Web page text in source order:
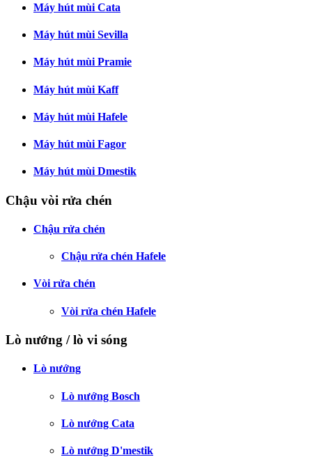
Máy hút mùi Cata
Máy hút mùi Sevilla
Máy hút mùi Pramie
Máy hút mùi Kaff
Máy hút mùi Hafele
Máy hút mùi Fagor
Máy hút mùi Dmestik
Chậu vòi rửa chén
Chậu rửa chén
Chậu rửa chén Hafele
Vòi rửa chén
Vòi rửa chén Hafele
Lò nướng / lò vi sóng
Lò nướng
Lò nướng Bosch
Lò nướng Cata
Lò nướng D'mestik